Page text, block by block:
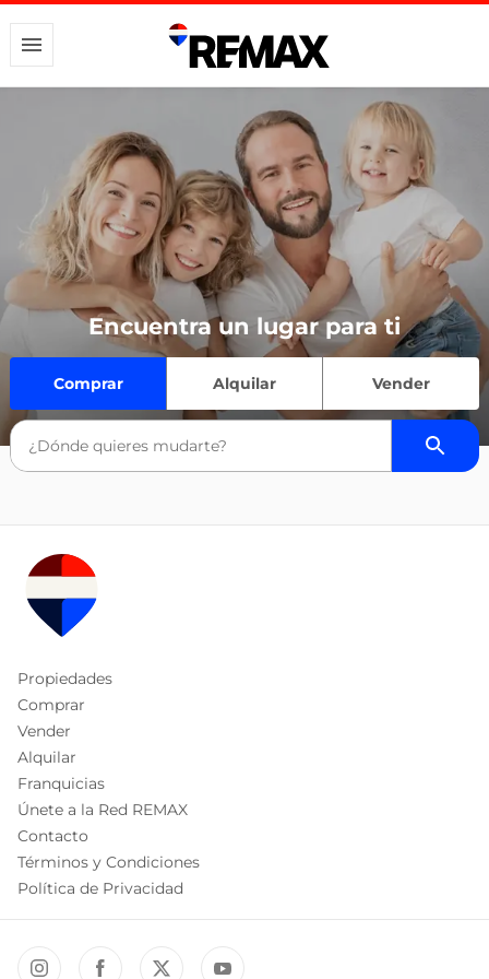
Encuentra un lugar para ti
Comprar Alquilar Vender
Propiedades
Comprar
Vender
Alquilar
Franquicias
Únete a la Red REMAX
Contacto
Términos y Condiciones
Política de Privacidad